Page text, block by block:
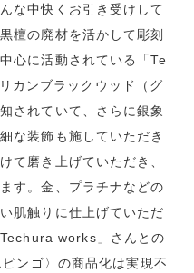
な中快くお引き受けして
檀の廃材を活かして彫刻
心に活動されている「Te
カンブラックウッド（グ
されていて、さらに銀象
な装飾も施していただき
て磨き上げていただき、
す。金、プラチナなどの
肌触りに仕上げていただ
works」さんとの
ンゴ〉の商品化は実現不